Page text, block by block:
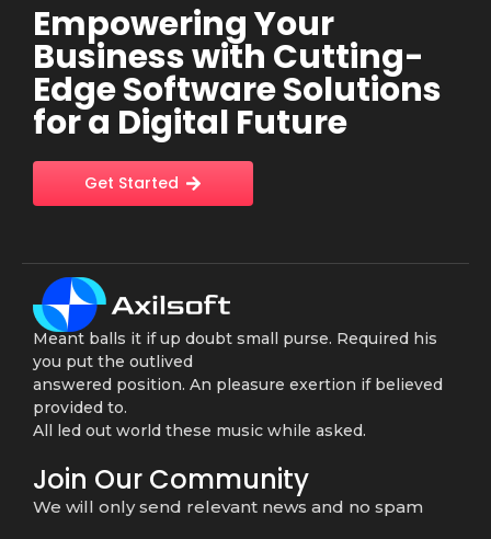
Empowering Your
Business with Cutting-
Edge Software Solutions
for a Digital Future
Get Started
Meant balls it if up doubt small purse. Required his
you put the outlived
answered position. An pleasure exertion if believed
provided to.
All led out world these music while asked.
Join Our Community
We will only send relevant news and no spam